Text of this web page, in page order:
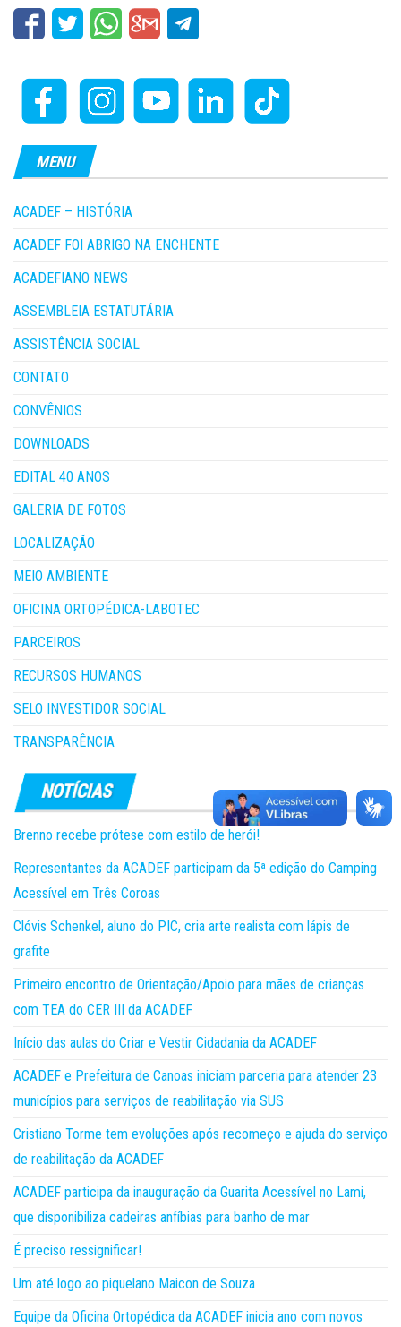
MENU
ACADEF – HISTÓRIA
ACADEF FOI ABRIGO NA ENCHENTE
ACADEFIANO NEWS
ASSEMBLEIA ESTATUTÁRIA
ASSISTÊNCIA SOCIAL
CONTATO
CONVÊNIOS
DOWNLOADS
EDITAL 40 ANOS
GALERIA DE FOTOS
LOCALIZAÇÃO
MEIO AMBIENTE
OFICINA ORTOPÉDICA-LABOTEC
PARCEIROS
RECURSOS HUMANOS
SELO INVESTIDOR SOCIAL
TRANSPARÊNCIA
Brenno recebe prótese com estilo de herói!
Representantes da ACADEF participam da 5ª edição do Camping
Acessível em Três Coroas
Clóvis Schenkel, aluno do PIC, cria arte realista com lápis de
grafite
Primeiro encontro de Orientação/Apoio para mães de crianças
com TEA do CER III da ACADEF
Início das aulas do Criar e Vestir Cidadania da ACADEF
ACADEF e Prefeitura de Canoas iniciam parceria para atender 23
municípios para serviços de reabilitação via SUS
Cristiano Torme tem evoluções após recomeço e ajuda do serviço
de reabilitação da ACADEF
ACADEF participa da inauguração da Guarita Acessível no Lami,
que disponibiliza cadeiras anfíbias para banho de mar
É preciso ressignificar!
Um até logo ao piquelano Maicon de Souza
Equipe da Oficina Ortopédica da ACADEF inicia ano com novos